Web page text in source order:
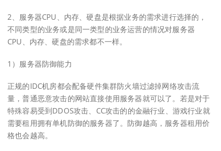
2、服务器CPU、内存、硬盘是根据业务的需求进行选择的，
不同类型的业务或是同一类型的业务运营的情况对服务器
CPU、内存、硬盘的需求都不一样。
1）服务器防御能力
正规的IDC机房都会配备硬件集群防火墙过滤掉网络攻击流
量，普通恶意攻击的网站直接使用服务器就可以了。若是对于
特殊容易受到DDOS攻击、CC攻击的的金融行业、游戏行业就
需要租用拥有单机防御的服务器了。防御越高，服务器租用价
格也会越高。